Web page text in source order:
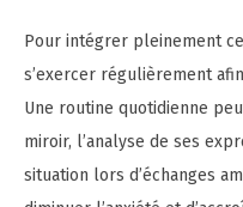
Pour intégrer pleinement
s’exercer régulièrement
Une routine quotidienne
miroir, l’analyse de ses
situation lors d’échanges